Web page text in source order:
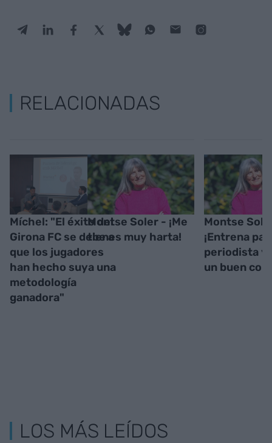
RELACIONADAS
Míchel: "El éxito del
Girona FC se debe a
que los jugadores
han hecho suya una
metodología
ganadora"
Montse Soler - ¡Me
tienes muy harta!
Montse
¡Entrena
periodista y
un buen
LOS MÁS LEÍDOS